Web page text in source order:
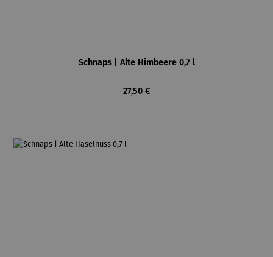
Schnaps | Alte Himbeere 0,7 l
Regulärer Preis:
27,50 €